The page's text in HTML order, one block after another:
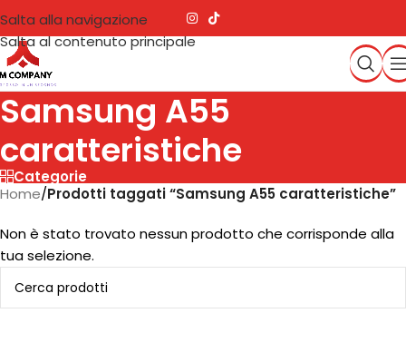
Salta alla navigazione
Salta al contenuto principale
Samsung A55
caratteristiche
Categorie
Home/Prodotti taggati “Samsung A55 caratteristiche”
Non è stato trovato nessun prodotto che corrisponde alla
tua selezione.